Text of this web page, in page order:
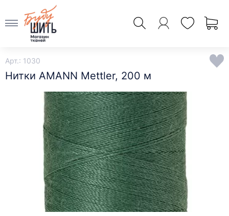
Арт.: 1030
Нитки AMANN Mettler, 200 м